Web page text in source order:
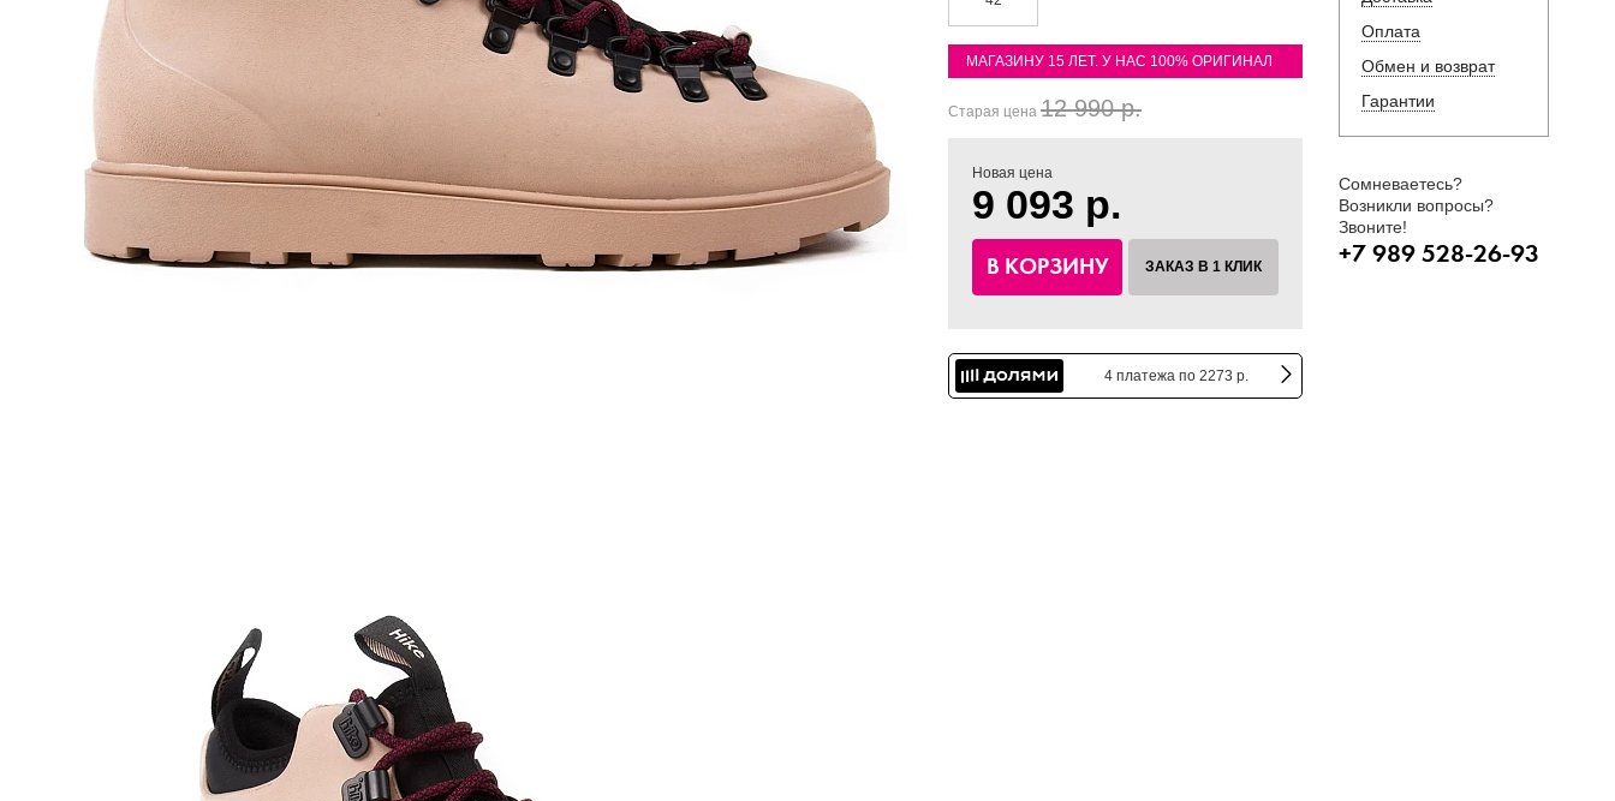
МАГАЗИНУ 15 ЛЕТ. У НАС 100% ОРИГИНАЛ
Старая цена 12 990 р.
Новая цена
9 093 р.
В КОРЗИНУ ЗАКАЗ В 1 КЛИК
4 платежа по 2273 р.
Оплата
Обмен и возврат
Гарантии
Сомневаетесь?
Возникли вопросы?
Звоните!
+7 989 528-26-93